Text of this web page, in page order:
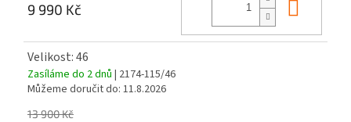
9 990 Kč
Velikost: 46
Zasíláme do 2 dnů | 2174-115/46
Můžeme doručit do: 11.8.2026
13 900 Kč